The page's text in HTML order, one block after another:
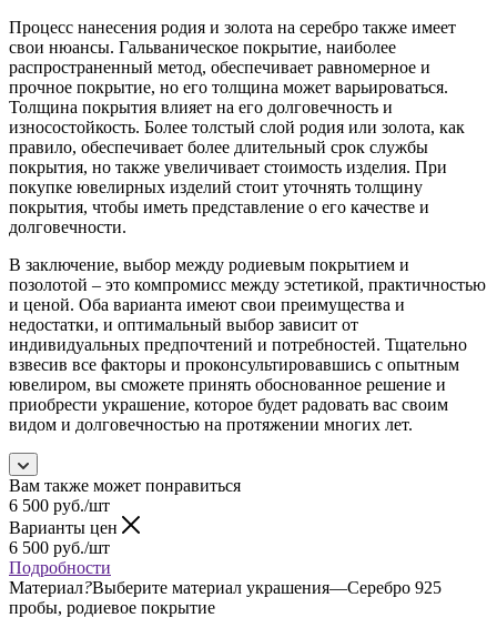
Процесс нанесения родия и золота на серебро также имеет
свои нюансы. Гальваническое покрытие, наиболее
распространенный метод, обеспечивает равномерное и
прочное покрытие, но его толщина может варьироваться.
Толщина покрытия влияет на его долговечность и
износостойкость. Более толстый слой родия или золота, как
правило, обеспечивает более длительный срок службы
покрытия, но также увеличивает стоимость изделия. При
покупке ювелирных изделий стоит уточнять толщину
покрытия, чтобы иметь представление о его качестве и
долговечности.
В заключение, выбор между родиевым покрытием и
позолотой – это компромисс между эстетикой, практичностью
и ценой. Оба варианта имеют свои преимущества и
недостатки, и оптимальный выбор зависит от
индивидуальных предпочтений и потребностей. Тщательно
взвесив все факторы и проконсультировавшись с опытным
ювелиром, вы сможете принять обоснованное решение и
приобрести украшение, которое будет радовать вас своим
видом и долговечностью на протяжении многих лет.
Вам также может понравиться
6 500 руб./шт
Варианты цен
6 500 руб./шт
Подробности
Материал?Выберите материал украшения—Серебро 925
пробы, родиевое покрытие